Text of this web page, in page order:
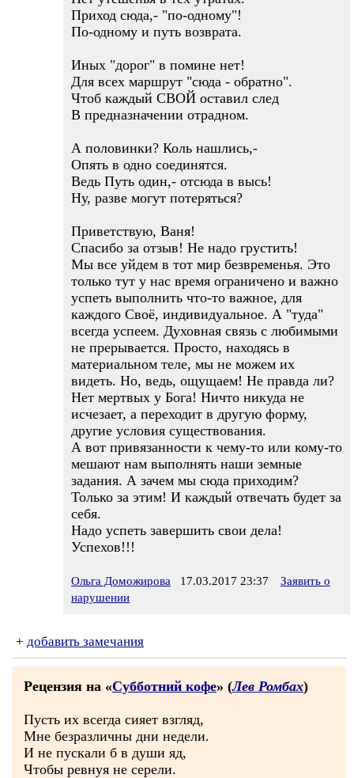
Приход сюда,- "по-одному"!
По-одному и путь возврата.
Иных "дорог" в помине нет!
Для всех маршрут "сюда - обратно".
Чтоб каждый СВОЙ оставил след
В предназначении отрадном.
А половинки? Коль нашлись,-
Опять в одно соединятся.
Ведь Путь один,- отсюда в высь!
Ну, разве могут потеряться?
Приветствую, Ваня!
Спасибо за отзыв! Не надо грустить!
Мы все уйдем в тот мир безвременья. Это
только тут у нас время ограничено и важно
успеть выполнить что-то важное, для
каждого Своё, индивидуальное. А "туда"
всегда успеем. Духовная связь с любимыми
не прерывается. Просто, находясь в
материальном теле, мы не можем их
видеть. Но, ведь, ощущаем! Не правда ли?
Нет мертвых у Бога! Ничто никуда не
исчезает, а переходит в другую форму,
другие условия существования.
А вот привязанности к чему-то или кому-то
мешают нам выполнять наши земные
задания. А зачем мы сюда приходим?
Только за этим! И каждый отвечать будет за
себя.
Надо успеть завершить свои дела!
Успехов!!!
Ольга Доможирова 17.03.2017 23:37
Заявить о
нарушении
+ добавить замечания
Рецензия на «Субботний кофе» (Лев Ромбах)
Пусть их всегда сияет взгляд,
Мне безразличны дни недели.
И не пускали б в души яд,
Чтобы ревнуя не серели.